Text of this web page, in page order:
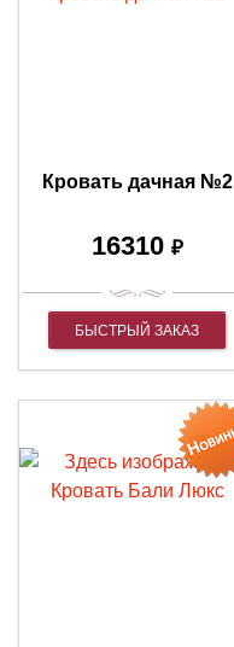
Кровать дачная №2
16310 ₽
БЫСТРЫЙ ЗАКАЗ